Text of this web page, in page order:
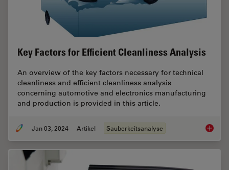
Key Factors for Efficient Cleanliness Analysis
An overview of the key factors necessary for technical
cleanliness and efficient cleanliness analysis
concerning automotive and electronics manufacturing
and production is provided in this article.
Jan 03, 2024 Artikel Sauberkeitsanalyse Key